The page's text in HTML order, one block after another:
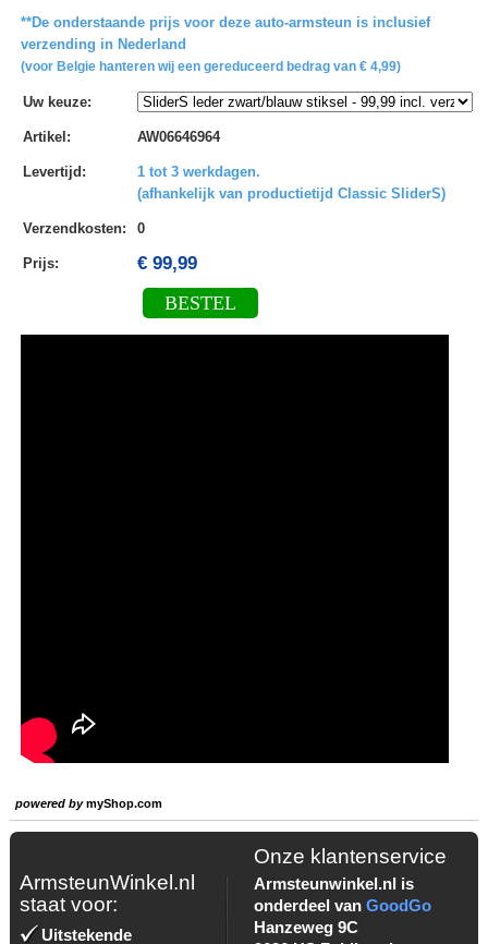
**De onderstaande prijs voor deze auto-armsteun is inclusief
verzending in Nederland
(voor Belgie hanteren wij een gereduceerd bedrag van € 4,99)
Uw keuze:
Artikel : AW06646964
Levertijd :
1 tot 3 werkdagen.
(afhankelijk van productietijd Classic SliderS)
Verzendkosten: 0
Prijs: € 99,99
BESTEL
powered bymyShop.com
ArmsteunWinkel.nl
staat voor:
Uitstekende
Onze klantenservice
Armsteunwinkel.nl is
onderdeel van GoodGo
Hanzeweg 9C